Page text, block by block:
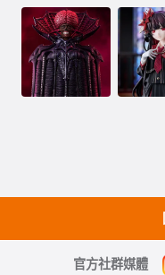
官方社群媒體